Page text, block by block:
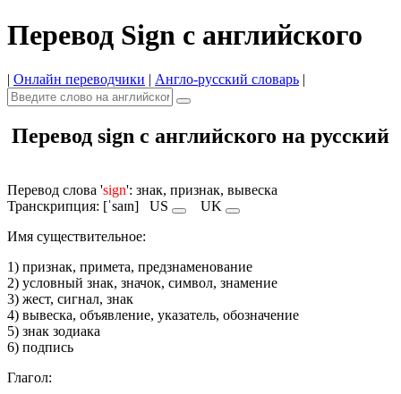
Перевод Sign с английского
| Онлайн переводчики | Англо-русский словарь |
Перевод sign с английского на русский
Перевод слова 'sign': знак, признак, вывеска
Транскрипция: [ˈsaɪn] US
UK
Имя cуществительное:
1) признак, примета, предзнаменование
2) условный знак, значок, символ, знамение
3) жест, сигнал, знак
4) вывеска, объявление, указатель, обозначение
5) знак зодиака
6) подпись
Глагол: